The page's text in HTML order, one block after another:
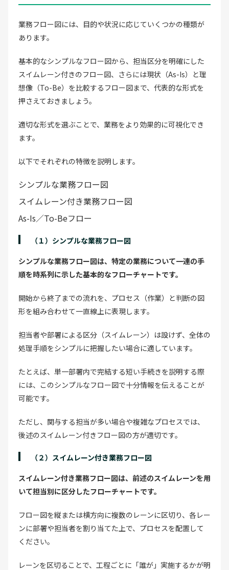
業務フロー図には、目的や状況に応じていくつかの種類が
あります。
基本的なシンプルなフロー図から、担当区分を明確にした
スイムレーン付きのフロー図、さらには現状（As-Is）と理
想像（To-Be）を比較するフロー図まで、代表的な形式を
押さえておきましょう。
適切な形式を選ぶことで、業務をより効果的に可視化でき
ます。
以下でそれぞれの特徴を説明します。
シンプルな業務フロー図
スイムレーン付き業務フロー図
As-Is／To-Beフロー
（１）シンプルな業務フロー図
シンプルな業務フロー図は、特定の業務について一連の手
順を時系列に示した基本的なフローチャートです。
開始から終了までの流れを、プロセス（作業）と判断の図
形を組み合わせて一直線上に表現します。
担当者や部署による区分（スイムレーン）は設けず、全体の
処理手順をシンプルに把握したい場合に適しています。
たとえば、単一部署内で完結する短い手続きを説明する際
には、このシンプルなフロー図で十分情報を伝えることが
可能です。
ただし、関与する担当が多い場合や複雑なプロセスでは、
後述のスイムレーン付きフロー図の方が適切です。
（２）スイムレーン付き業務フロー図
スイムレーン付き業務フロー図は、前述のスイムレーンを用
いて担当別に区分したフローチャートです。
フロー図を縦または横方向に複数のレーンに区切り、各レー
ンに部署や担当者を割り当てた上で、プロセスを配置して
ください。
レーンを区切ることで、工程ごとに「誰が」実施するかが明